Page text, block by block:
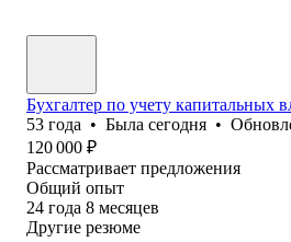
Бухгалтер по учету капитальных
53 года • Была сегодня •
120 000 ₽
Рассматривает предложения
Общий опыт
24 года 8 месяцев
Другие резюме